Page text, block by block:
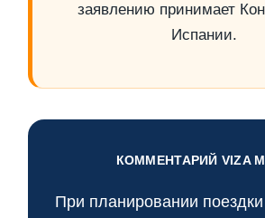
заявлению принимает
Испании.
КОММЕНТАРИЙ VIZA
При планировании